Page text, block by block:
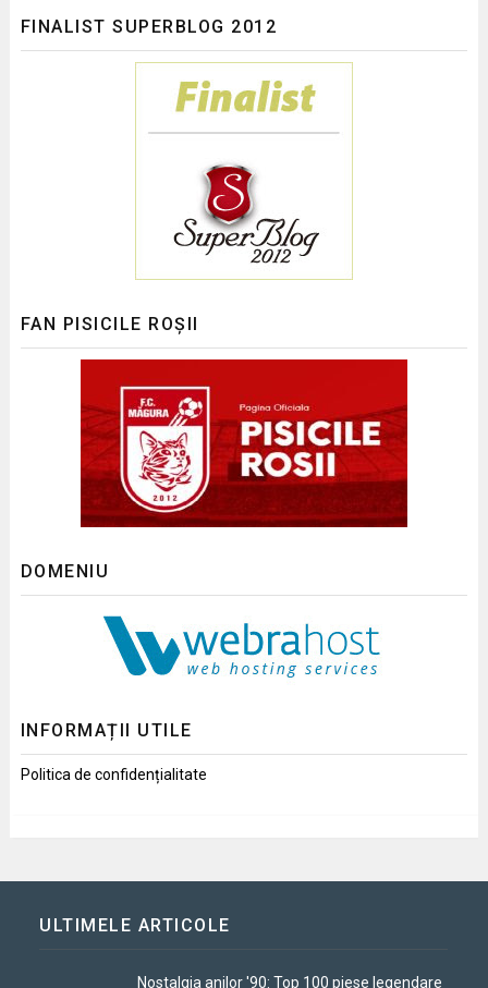
FINALIST SUPERBLOG 2012
FAN PISICILE ROȘII
DOMENIU
INFORMAȚII UTILE
Politica de confidențialitate
ULTIMELE ARTICOLE
Nostalgia anilor '90: Top 100 piese legendare